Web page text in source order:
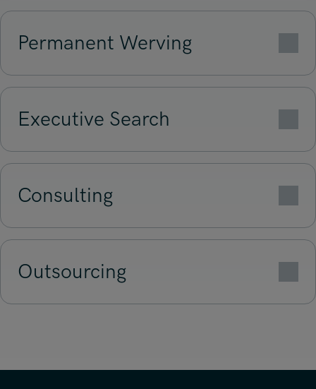
Contract Werving
Tijdelijke Werving
Permanent Werving
Permanent Werving
Executive Search
Consulting
Outsourcing